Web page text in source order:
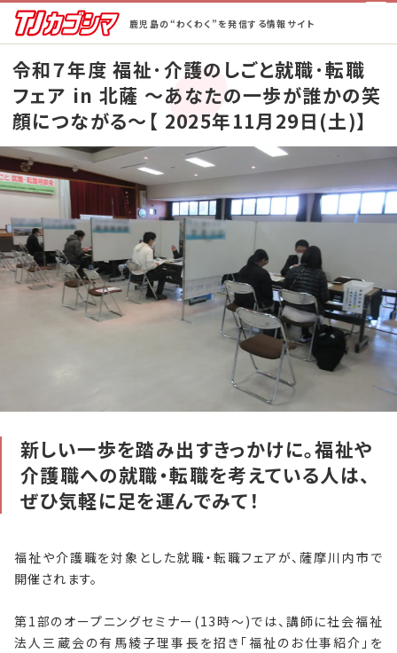
鹿児島の“わくわく”を発信する情報サイト
ホーム
街ネタ！
ピックアップ
BeCAL鹿児島
TJ半額ゴルフ
TJ半額の宿
自社刊行物
運営会社
プライバシーポリシー
特定商取引法に基づく表記
令和７年度 福祉･介護のしごと就職･転職
フェア in 北薩 ～あなたの一歩が誰かの笑
顔につながる～【 2025年11月29日(土)】
新しい一歩を踏み出すきっかけに。福祉や
介護職への就職・転職を考えている人は、
ぜひ気軽に足を運んでみて！
福祉や介護職を対象とした就職・転職フェアが、薩摩川内市で
開催されます。
第1部のオープニングセミナー(13時〜)では、講師に社会福祉
法人三蔵会の有馬綾子理事長を招き「福祉のお仕事紹介」を